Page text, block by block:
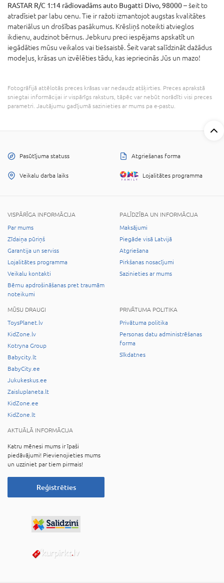
RASTAR R/C 1:14 rādiovadāms auto Bugatti Divo, 98000– šeit to
atradīsiet par labu cenu. Tie ir ražoti izmantojot augstas kvalitātes
materiālus un drošības pasākumus. Krēsliņš noteikti atvieglos
ikdienu, audzinot bērnus. Jebkuru preci iespējams apskatīt un
iegādāties mūsu veikalos vai tiešsaistē. Šeit varat salīdzināt dažādus
modeļus, krāsas un izvēlēties tādu, kas iepriecinās Jūs un mazo!
Fotogrāfijā attēlotās preces krāsas var nedaudz atšķirties. Preces aprakstā
sniegtai informācijai ir vispārīgs raksturs, tāpēc var nebūt norādīti visi preces
parametri. Jautājumu gadījumā sazinieties ar mums pa e-pastu.
Pasūtījuma statuss Atgriešanas forma
Veikalu darba laiks Lojalitātes programma
VISPĀRĪGA INFORMĀCIJA
Par mums
Zīdaiņa pūriņš
Garantija un serviss
Lojalitātes programma
Veikalu kontakti
Bērnu apdrošināšanas pret traumām
noteikumi
PALĪDZĪBA UN INFORMĀCIJA
Maksājumi
Piegāde visā Latvijā
Atgriešana
Pirkšanas nosacījumi
Sazinieties ar mums
MŪSU DRAUGI
ToysPlanet.lv
KidZone.lv
Kotryna Group
Babycity.lt
BabyCity.ee
Jukukeskus.ee
Zaisluplaneta.lt
KidZone.ee
KidZone.lt
PRIVĀTUMA POLITIKA
Privātuma politika
Personas datu administrēšanas
forma
Sīkdatnes
AKTUĀLĀ INFORMĀCIJA
Katru mēnesi mums ir īpaši
piedāvājumi! Pievienojieties mums
un uzziniet par tiem pirmais!
Reģistrēties